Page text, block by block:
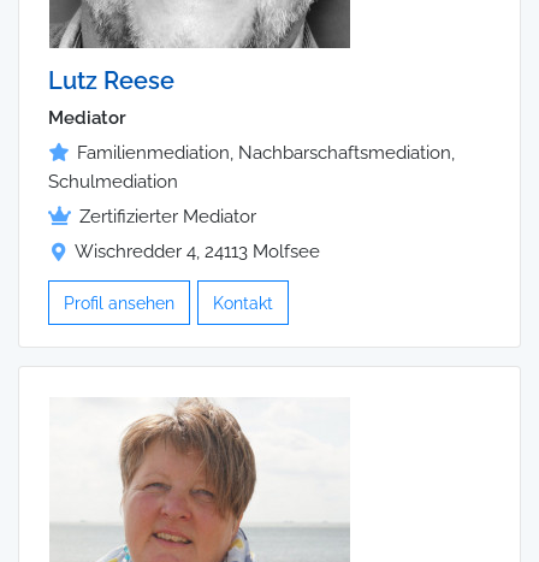
Lutz Reese
Mediator
Familienmediation, Nachbarschaftsmediation,
Schulmediation
Zertifizierter Mediator
Wischredder 4, 24113 Molfsee
Profil ansehen Kontakt